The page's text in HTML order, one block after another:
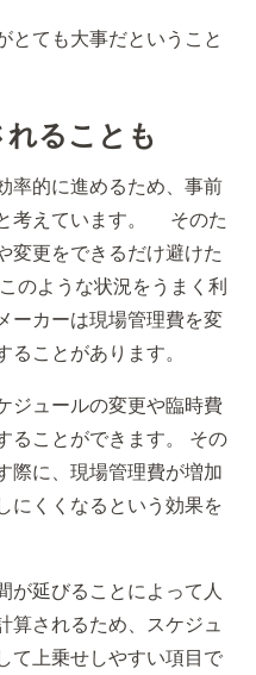
とても大事だということ
ることも
率的に進めるため、事前
考えています。 そのた
変更をできるだけ避けた
のような状況をうまく利
ーカーは現場管理費を変
ことがあります。
ジュールの変更や臨時費
ることができます。 その
際に、現場管理費が増加
にくくなるという効果を
が延びることによって人
算されるため、スケジュ
て上乗せしやすい項目で